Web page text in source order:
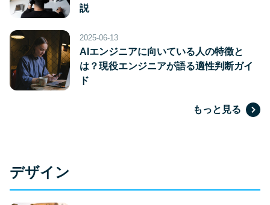
説
2025-06-13
AIエンジニアに向いている人の特徴と
は？現役エンジニアが語る適性判断ガイ
ド
もっと見る
デザイン